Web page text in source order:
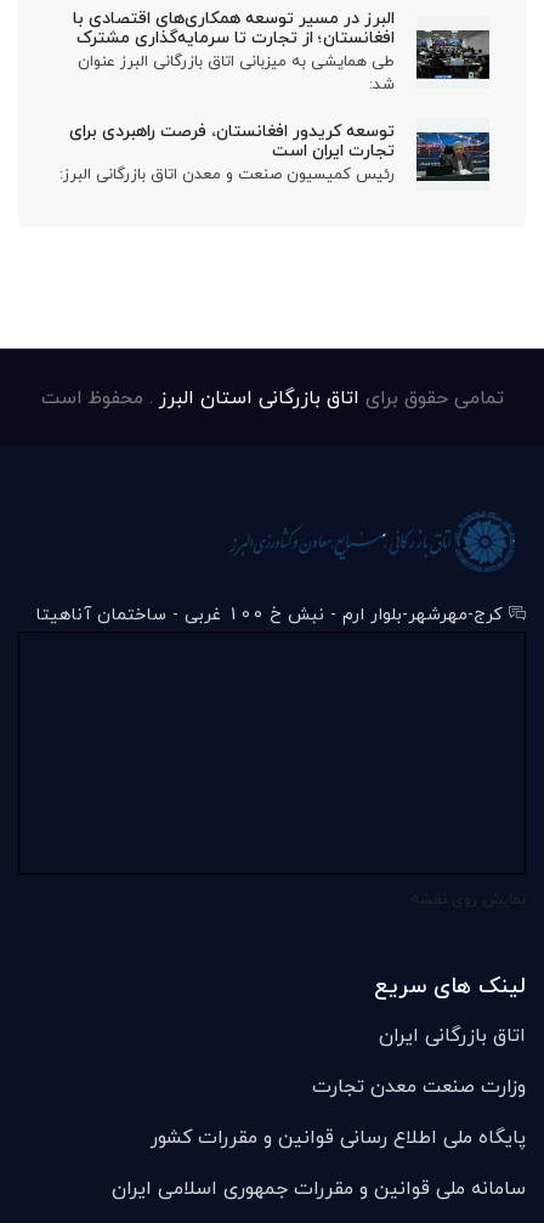
البرز در مسیر توسعه همکاری‌های اقتصادی با
افغانستان؛ از تجارت تا سرمایه‌گذاری مشترک
طی همایشی به میزبانی اتاق بازرگانی البرز عنوان
شد:
توسعه کریدور افغانستان، فرصت راهبردی برای
تجارت ایران است
رئیس کمیسیون صنعت و معدن اتاق بازرگانی البرز:
تمامی حقوق برای اتاق بازرگانی استان البرز . محفوظ است
کرج-مهرشهر-بلوار ارم - نبش خ 100 غربی - ساختمان آناهیتا
لینک های سریع
اتاق بازرگانی ایران
وزارت صنعت معدن تجارت
پایگاه ملی اطلاع رسانی قوانین و مقررات کشور
سامانه ملی قوانين و مقررات جمهوری اسلامی ایران